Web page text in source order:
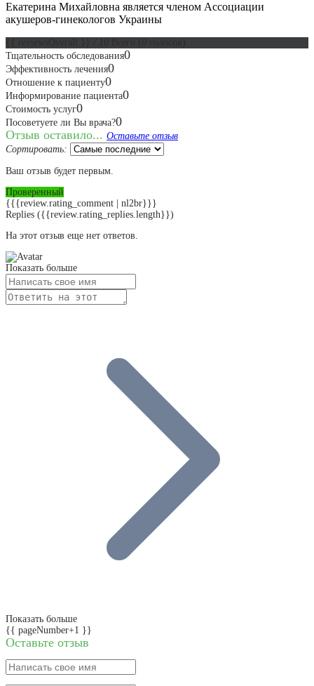
Екатерина Михайловна является членом Ассоциации
акушеров-гинекологов Украины
Тщательность обследования0
Эффективность лечения0
Отношение к пациенту0
Информирование пациента0
Стоимость услуг0
Посоветуете ли Вы врача?0
Отзыв оставило... Оставьте отзыв
Сортировать:
Ваш отзыв будет первым.
Проверенный
{{{review.rating_comment | nl2br}}}
Replies ({{review.rating_replies.length}})
На этот отзыв еще нет ответов.
Показать больше
Показать больше
{{ pageNumber+1 }}
Оставьте отзыв